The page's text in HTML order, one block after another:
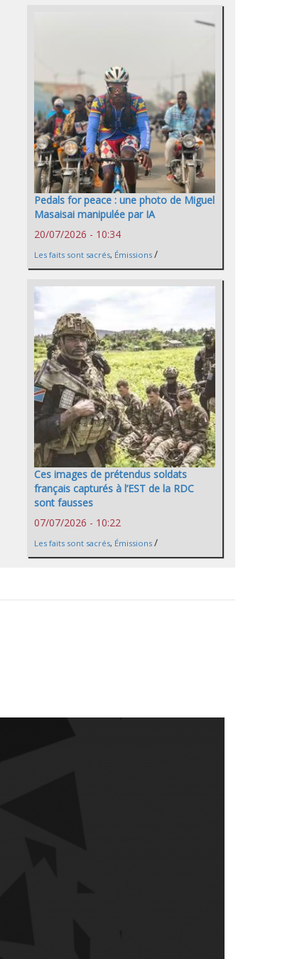
Pedals for peace : une photo de Miguel
Masaisai manipulée par IA
20/07/2026 - 10:34
Les faits sont sacrés, Émissions /
Ces images de prétendus soldats
français capturés à l’EST de la RDC
sont fausses
07/07/2026 - 10:22
Les faits sont sacrés, Émissions /